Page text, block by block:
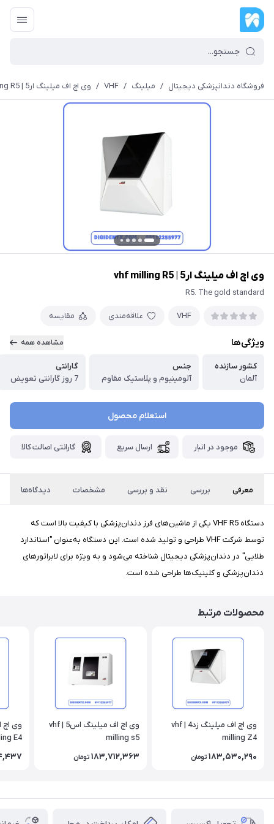
فروشگاه دندانپزشکی دیجیتال / میلینگ /
VHF
/ وی اچ اف میلینگ ار5 | vhf milling R5
وی اچ اف میلینگ ار5 | vhf milling R5
R5. The gold standard
VHF علاقه‌مندی مقایسه
ویژگی‌ها مشاهده همه
کشور سازنده
آلمان
جنس
آلومینیوم و پلاستیک مقاوم
گارانتی
7 روز گارانتی تعویض
استعلام محصول
موجود در انبار ارسال سریع گارانتی اصالت کالا
معرفی بررسی نقد و بررسی مشخصات دیدگاه‌ها
دستگاه VHF R5 یکی از ماشین‌های فرز دندان‌پزشکی با کیفیت بالا است که
توسط شرکت VHF طراحی و تولید شده است. این دستگاه به‌عنوان "استاندارد
طلایی" در دندان‌پزشکی دیجیتال شناخته می‌شود و به ویژه برای لابراتورهای
دندان‌پزشکی و کلینیک‌ها طراحی شده است.
محصولات مرتبط
وی اچ اف میلینگ زد4 | vhf
milling Z4
183,530,290 تومان
وی اچ اف میلینگ اس5 | vhf
milling s5
183,712,363 تومان
E4